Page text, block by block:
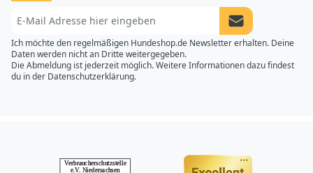
Newsletter
Ich möchte den regelmäßigen Hundeshop.de Newsletter erhalten. Deine
Daten werden nicht an Dritte weitergegeben.
Die Abmeldung ist jederzeit möglich. Weitere Informationen dazu findest
du in der Datenschutzerklärung.